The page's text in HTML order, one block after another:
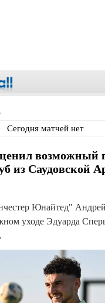
Сегодня матчей нет
возможный
из Саудовской
Юнайтед"
уходе Эдуарда